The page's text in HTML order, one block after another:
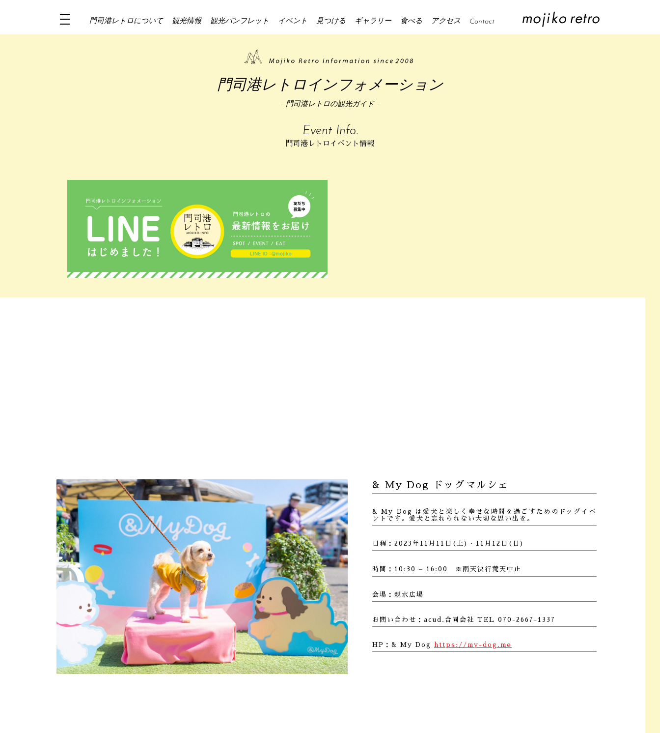
門司港レトロについて 観光情報 観光パンフレット イベント 見つける ギャラリー 食べる アクセス Contact
門司港レトロインフォメーション
- 門司港レトロの観光ガイド -
Event Info.
門司港レトロイベント情報
& My Dog ドッグマルシェ
& My Dog は愛犬と楽しく幸せな時間を過ごすためのドッグイベ
ントです。愛犬と忘れられない大切な思い出を。
日程：2023年11月11日(土)・11月12日(日)
時間：10:30 – 16:00 ※雨天決行荒天中止
会場：親水広場
お問い合わせ：acud.合同会社 TEL 070-2667-1337
HP：& My Dog https://my-dog.me